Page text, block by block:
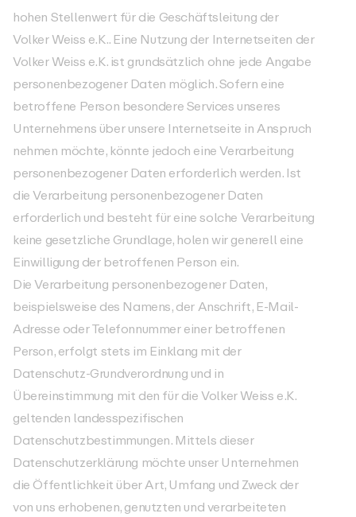
hohen Stellenwert für die Geschäftsleitung der
Volker Weiss e.K.. Eine Nutzung der Internetseiten der
Volker Weiss e.K. ist grundsätzlich ohne jede Angabe
personenbezogener Daten möglich. Sofern eine
betroffene Person besondere Services unseres
Unternehmens über unsere Internetseite in Anspruch
nehmen möchte, könnte jedoch eine Verarbeitung
personenbezogener Daten erforderlich werden. Ist
die Verarbeitung personenbezogener Daten
erforderlich und besteht für eine solche Verarbeitung
keine gesetzliche Grundlage, holen wir generell eine
Einwilligung der betroffenen Person ein.
Die Verarbeitung personenbezogener Daten,
beispielsweise des Namens, der Anschrift, E-Mail-
Adresse oder Telefonnummer einer betroffenen
Person, erfolgt stets im Einklang mit der
Datenschutz-Grundverordnung und in
Übereinstimmung mit den für die Volker Weiss e.K.
geltenden landesspezifischen
Datenschutzbestimmungen. Mittels dieser
Datenschutzerklärung möchte unser Unternehmen
die Öffentlichkeit über Art, Umfang und Zweck der
von uns erhobenen, genutzten und verarbeiteten